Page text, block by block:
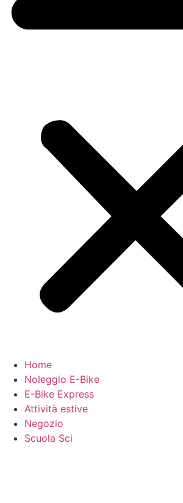
Home
Noleggio E-Bike
E-Bike Express
Attività estive
Negozio
Scuola Sci